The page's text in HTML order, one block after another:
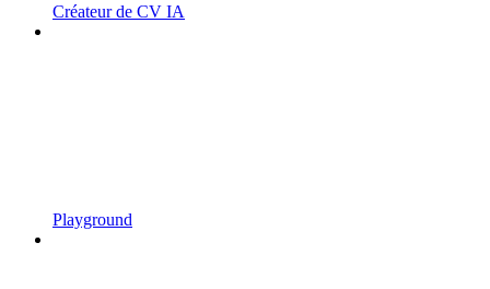
Créateur de CV IA
Playground